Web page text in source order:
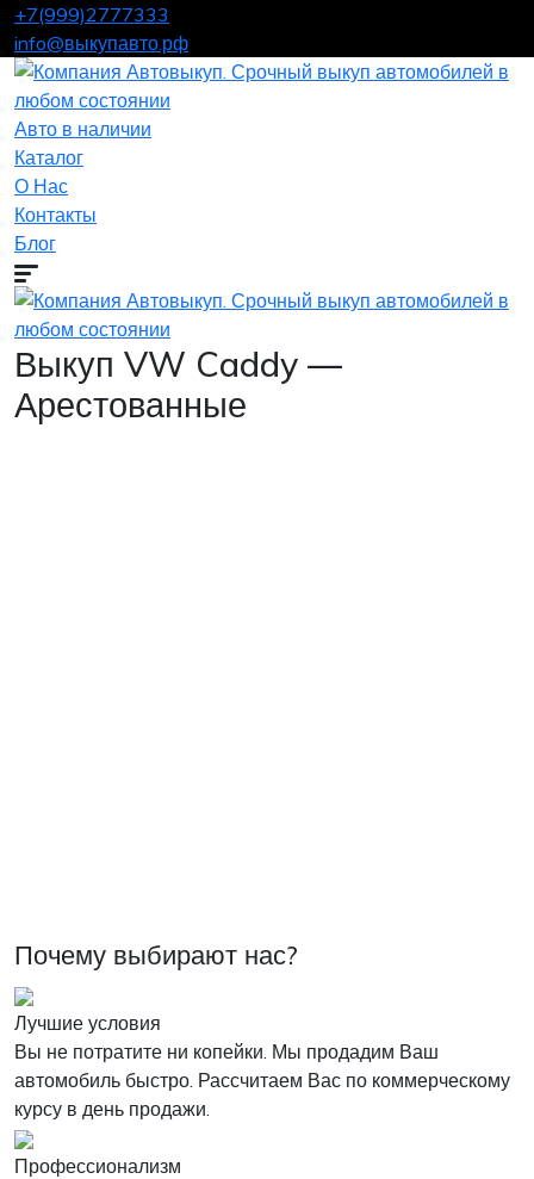
+7(999)2777333
info@выкупавто.рф
Авто в наличии
Каталог
О Нас
Контакты
Блог
Выкуп VW Caddy —
Арестованные
Почему выбирают нас?
Лучшие условия
Вы не потратите ни копейки. Мы продадим Ваш
автомобиль быстро. Рассчитаем Вас по коммерческому
курсу в день продажи.
Профессионализм